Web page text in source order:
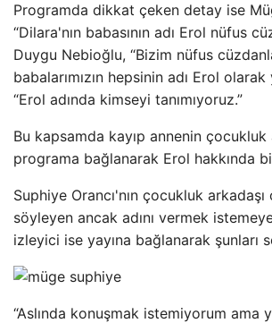
Programda dikkat çeken detay ise
“Dilara'nın babasının adı Erol nüfus
Duygu Nebioğlu, “Bizim nüfus
babalarımızın hepsinin adı Erol olarak
“Erol adında kimseyi tanımıyoruz.”
Bu kapsamda kayıp annenin çocukluk
programa bağlanarak Erol hakkında
Suphiye Orancı'nın çocukluk arkadaşı
söyleyen ancak adını vermek
izleyici ise yayına bağlanarak şunları
“Aslında konuşmak istemiyorum ama